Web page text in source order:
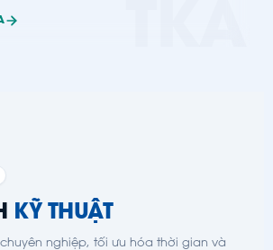
KỸ THUẬT
nghiệp, tối ưu hóa thời gian và